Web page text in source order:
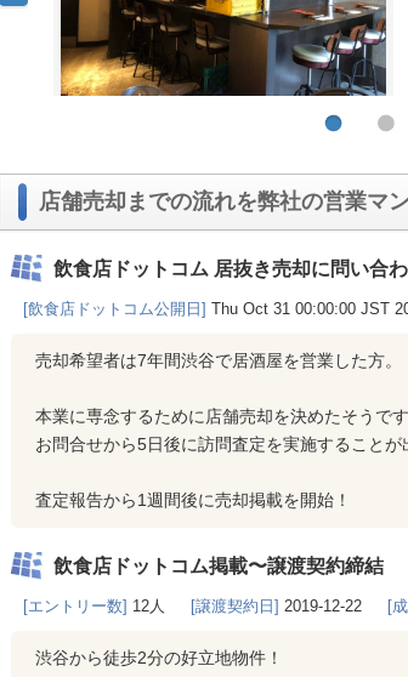
店舗売却までの流れを弊社の営業マ
飲食店ドットコム 居抜き売却に問い合
[飲食店ドットコム公開日] Thu Oct 31 00:00:00 JST
売却希望者は7年間渋谷で居酒屋を営業した方。
本業に専念するために店舗売却を決めたそうです
お問合せから5日後に訪問査定を実施することが
査定報告から1週間後に売却掲載を開始！
飲食店ドットコム掲載〜譲渡契約締結
[エントリー数] 12人 [譲渡契約日] 2019-12-22 [
渋谷から徒歩2分の好立地物件！